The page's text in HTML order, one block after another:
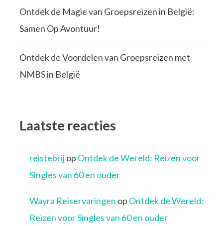
Ontdek de Magie van Groepsreizen in België:
Samen Op Avontuur!
Ontdek de Voordelen van Groepsreizen met
NMBS in België
Laatste reacties
reistebrij op Ontdek de Wereld: Reizen voor
Singles van 60 en ouder
Wayra Reiservaringen op Ontdek de Wereld:
Reizen voor Singles van 60 en ouder